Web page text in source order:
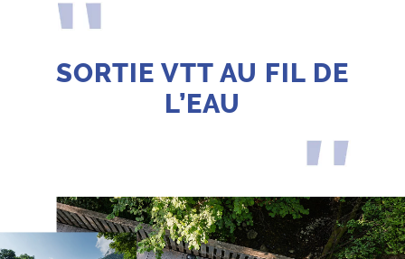
SORTIE VTT AU FIL DE
L’EAU